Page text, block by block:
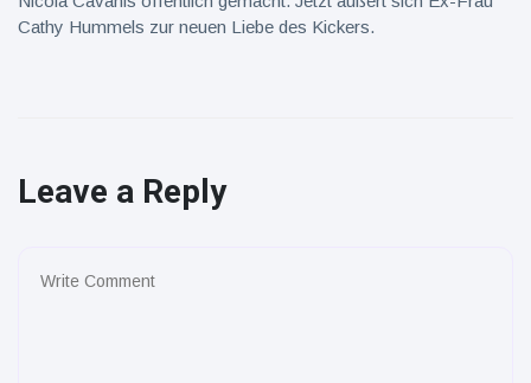
Cathy Hummels zur neuen Liebe des Kickers.
Leave a Reply